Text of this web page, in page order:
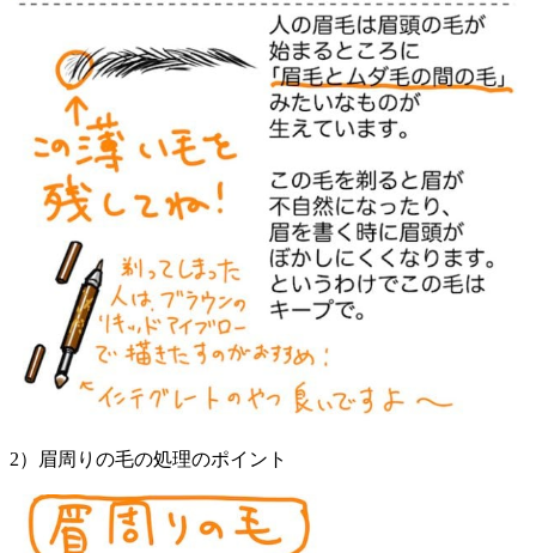
2）眉周りの毛の処理のポイント